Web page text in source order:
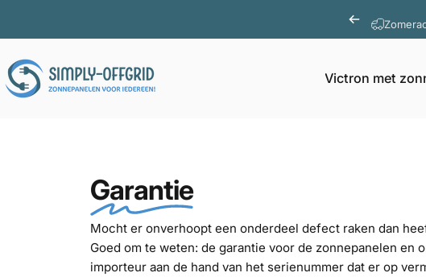
Simply Offgrid Victron met
Garantie
Mocht er onverhoopt een onderdeel defect raken dan
Goed om te weten: de garantie voor de zonnepanelen
importeur aan de hand van het serienummer dat er op